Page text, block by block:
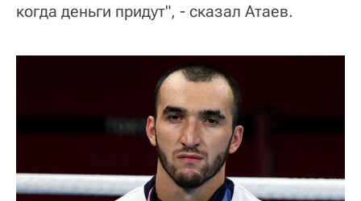
когда деньги придут", - сказал Атаев.